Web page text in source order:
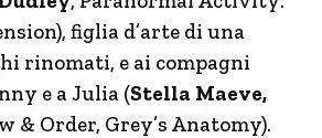
figlia d’arte di una
rinomati, e ai compagni
e a Julia (Stella Maeve,
& Order, Grey’s Anatomy).